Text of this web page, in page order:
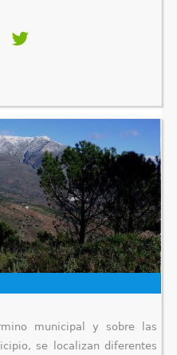
municipal y sobre las
se localizan diferentes